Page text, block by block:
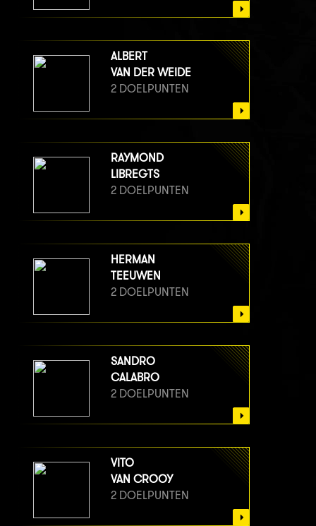
ALBERT
VAN DER WEIDE
2 DOELPUNTEN
RAYMOND
LIBREGTS
2 DOELPUNTEN
HERMAN
TEEUWEN
2 DOELPUNTEN
SANDRO
CALABRO
2 DOELPUNTEN
VITO
VAN CROOY
2 DOELPUNTEN